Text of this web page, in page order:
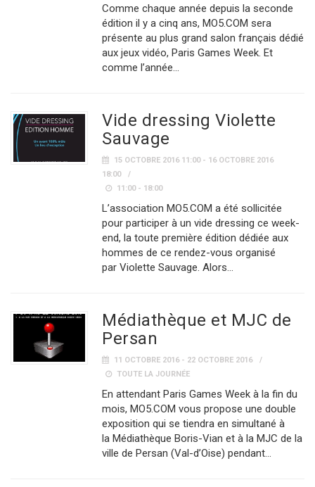
Comme chaque année depuis la seconde
édition il y a cinq ans, MO5.COM sera
présente au plus grand salon français dédié
aux jeux vidéo, Paris Games Week. Et
comme l’année…
Vide dressing Violette
Sauvage
15 OCTOBRE 2016 11:00 - 16 OCTOBRE 2016
18:00
11:00 - 18:00
L’association MO5.COM a été sollicitée
pour participer à un vide dressing ce week-
end, la toute première édition dédiée aux
hommes de ce rendez-vous organisé
par Violette Sauvage. Alors…
Médiathèque et MJC de
Persan
11 OCTOBRE 2016 - 22 OCTOBRE 2016
TOUTE LA JOURNÉE
En attendant Paris Games Week à la fin du
mois, MO5.COM vous propose une double
exposition qui se tiendra en simultané à
la Médiathèque Boris-Vian et à la MJC de la
ville de Persan (Val-d’Oise) pendant…